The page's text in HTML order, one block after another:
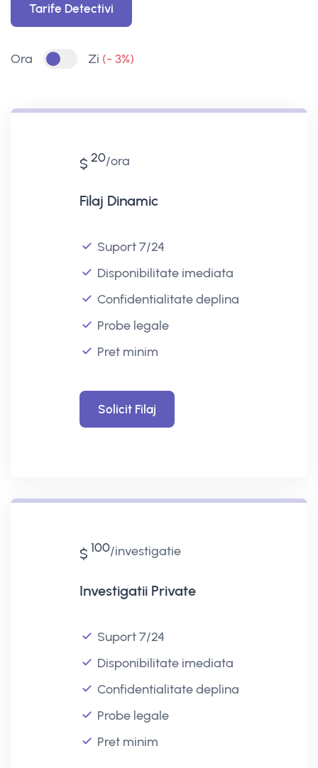
Tarife Detectivi
Ora Zi (- 3%)
$ 20 ora
Filaj Dinamic
Suport 7/24
Disponibilitate imediata
Confidentialitate deplina
Probe legale
Pret minim
Solicit Filaj
$ 100 investigatie
Investigatii Private
Suport 7/24
Disponibilitate imediata
Confidentialitate deplina
Probe legale
Pret minim